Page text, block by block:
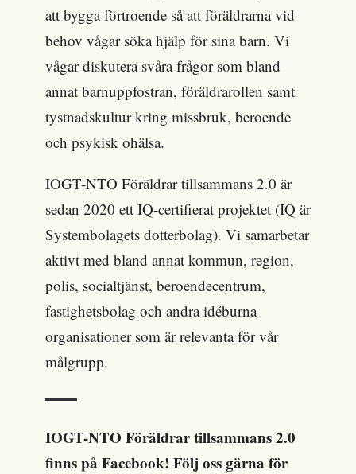
att bygga förtroende så att föräldrarna vid
behov vågar söka hjälp för sina barn. Vi
vågar diskutera svåra frågor som bland
annat barnuppfostran, föräldrarollen samt
tystnadskultur kring missbruk, beroende
och psykisk ohälsa.
IOGT-NTO Föräldrar tillsammans 2.0 är
sedan 2020 ett IQ-certifierat projektet (IQ är
Systembolagets dotterbolag). Vi samarbetar
aktivt med bland annat kommun, region,
polis, socialtjänst, beroendecentrum,
fastighetsbolag och andra idéburna
organisationer som är relevanta för vår
målgrupp.
IOGT-NTO Föräldrar tillsammans 2.0
finns på Facebook! Följ oss gärna för